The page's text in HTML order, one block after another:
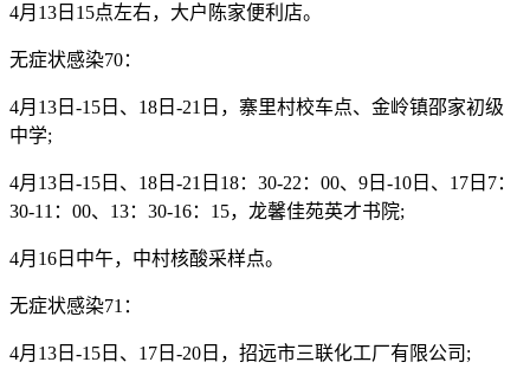
4月13日15点左右，大户陈家便利店。
无症状感染70：
4月13日-15日、18日-21日，寨里村校车点、金岭镇邵家初级
中学;
4月13日-15日、18日-21日18：30-22：00、9日-10日、17日7：
30-11：00、13：30-16：15，龙馨佳苑英才书院;
4月16日中午，中村核酸采样点。
无症状感染71：
4月13日-15日、17日-20日，招远市三联化工厂有限公司;